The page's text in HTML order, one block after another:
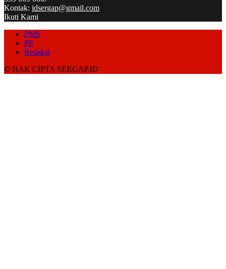
Kontak: idsergap@gmail.com
Ikuti Kami
PMS
PP
Redaksi
© HAK CIPTA SERGAP.ID